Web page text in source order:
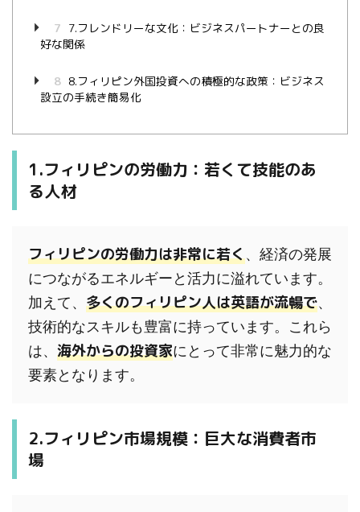
7 7.フレンドリーな文化：ビジネスパートナーとの良
好な関係
8 8.フィリピン外国投資への積極的な政策：ビジネス
設立の手続き簡易化
1.フィリピンの労働力：若くて技能のあ
る人材
フィリピンの労働力は非常に若く、経済の発展
につながるエネルギーと活力に溢れています。
加えて、 多くのフィリピン人は英語が流暢で、
技術的なスキルも豊富に持っています。これら
は、 海外からの投資家にとって非常に魅力的な
要素となります。
2.フィリピン市場規模：巨大な消費者市
場